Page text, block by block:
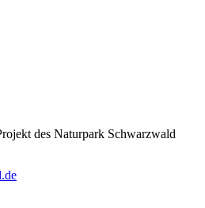
des Naturpark Schwarzwald